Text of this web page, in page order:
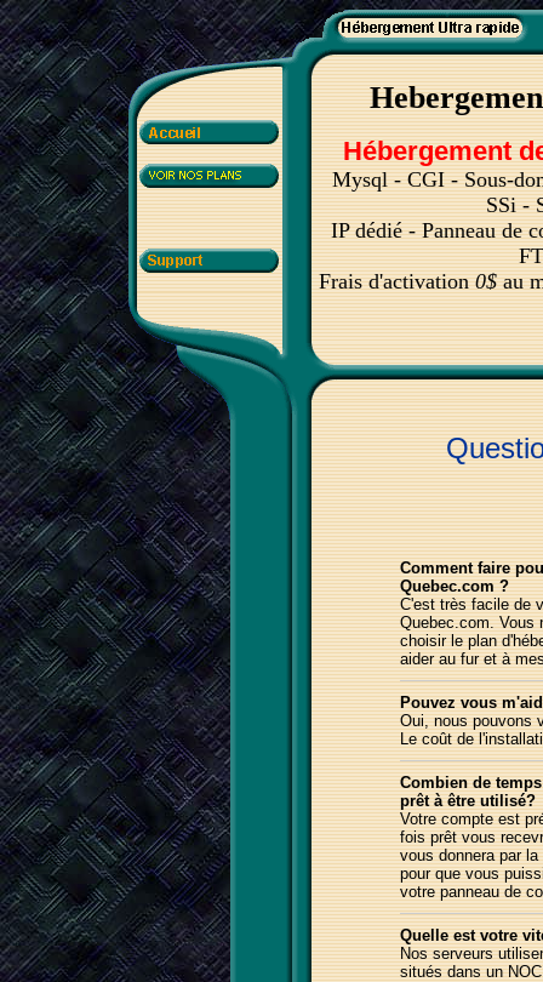
Hébergement
Mysql - CGI - Sous-
SSi -
IP dédié - Panneau de
Frais d'activation0$au
Comment faire
Quebec.com ?
C'est très facile de
Quebec.com. Vous
choisir le plan
aider au fur et à
Pouvez vous
Oui, nous pouvons
Le coût de
Combien de
prêt à être utilisé?
Votre compte est
fois prêt vous
vous donnera par
pour que vous
votre panneau de
Quelle est votre
Nos serveurs
situés dans un